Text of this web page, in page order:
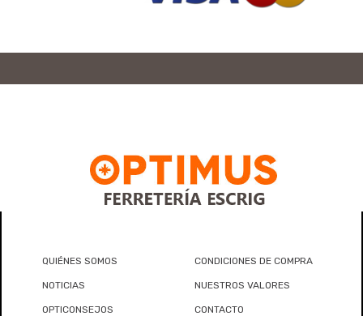
QUIÉNES SOMOS CONDICIONES DE COMPRA
NOTICIAS NUESTROS VALORES
OPTICONSEJOS CONTACTO